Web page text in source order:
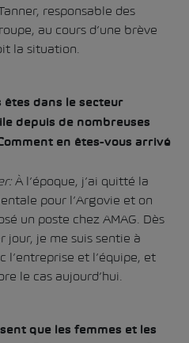
responsable des
au cours d’une brève
la situation.
êtes dans le secteur
depuis de nombreuses
en êtes-vous arrivé
À l’époque, j’ai quitté la
pour l’Argovie et on
un poste chez AMAG. Dès
jour, je me suis sentie à
l’entreprise et l’équipe, et
le cas aujourd’hui.
que les femmes et les